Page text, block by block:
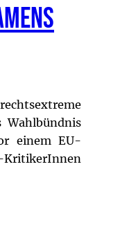
Wahlbündnis
einem EU-